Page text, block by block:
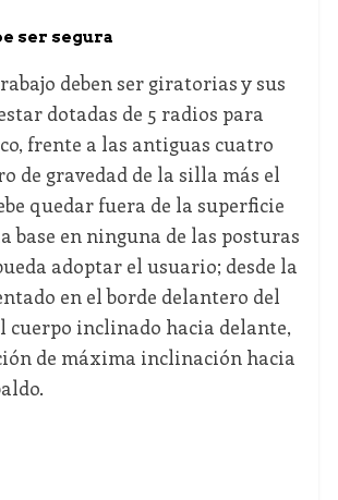
ser segura
deben ser giratorias y sus
dotadas de 5 radios para
frente a las antiguas cuatro
de gravedad de la silla más el
quedar fuera de la superficie
base en ninguna de las posturas
adoptar el usuario; desde la
en el borde delantero del
cuerpo inclinado hacia delante,
de máxima inclinación hacia